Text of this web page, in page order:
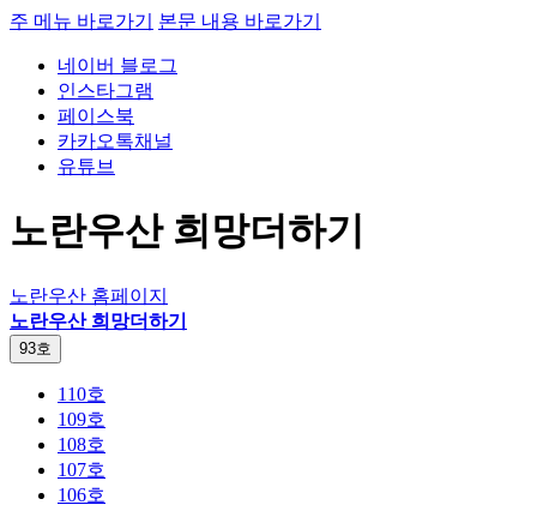
주 메뉴 바로가기 본문 내용 바로가기
네이버 블로그
인스타그램
페이스북
카카오톡채널
유튜브
노란우산 희망더하기
노란우산 홈페이지
노란우산 희망더하기
93호
110호
109호
108호
107호
106호